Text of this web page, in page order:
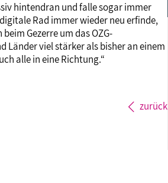
hintendran und falle sogar immer
Rad immer wieder neu erfinde,
Gezerre um das OZG-
Länder viel stärker als bisher an einem
alle in eine Richtung.“
zurück